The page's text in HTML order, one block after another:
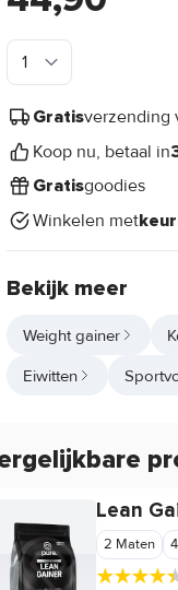
Gratisverzending
Koop nu, betaal in
Gratisgoodies
Winkelen met
Bekijk meer
Weight gainer
Eiwitten
Lean
2 Maten